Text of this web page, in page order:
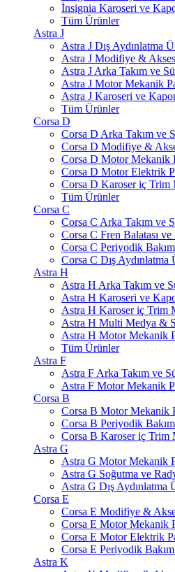
İnsignia Karoseri ve
Tüm Ürünler
Astra J
Astra J Dış Aydınlatma
Astra J Modifiye &
Astra J Arka Takım ve
Astra J Motor Mekanik
Astra J Karoseri ve
Tüm Ürünler
Corsa D
Corsa D Arka Takım ve
Corsa D Modifiye &
Corsa D Motor Mekanik
Corsa D Motor Elektrik
Corsa D Karoser iç Trim
Tüm Ürünler
Corsa C
Corsa C Arka Takım ve
Corsa C Fren Balatası
Corsa C Periyodik
Corsa C Dış Aydınlatma
Astra H
Astra H Arka Takım ve
Astra H Karoseri ve
Astra H Karoser iç Trim
Astra H Multi Medya &
Astra H Motor Mekanik
Tüm Ürünler
Astra F
Astra F Arka Takım ve
Astra F Motor Mekanik
Corsa B
Corsa B Motor Mekanik
Corsa B Periyodik
Corsa B Karoser iç Trim
Astra G
Astra G Motor Mekanik
Astra G Soğutma ve
Astra G Dış Aydınlatma
Corsa E
Corsa E Modifiye &
Corsa E Motor Mekanik
Corsa E Motor Elektrik
Corsa E Periyodik
Astra K